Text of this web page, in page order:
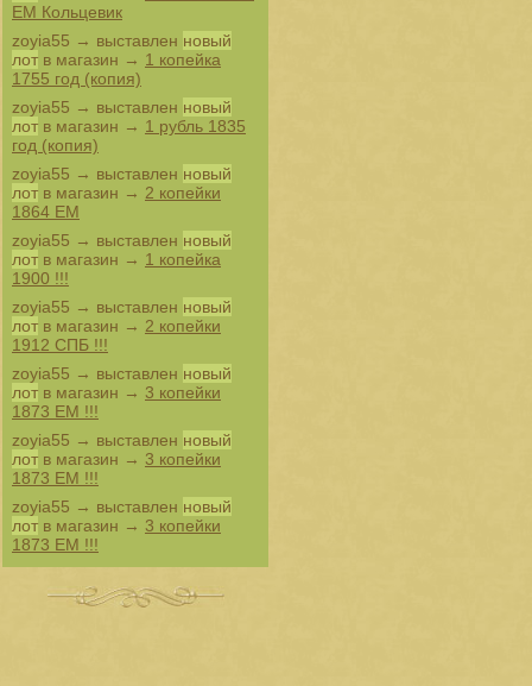
ЕМ Кольцевик
zoyia55 → выставлен новый
лот в магазин → 1 копейка
1755 год (копия)
zoyia55 → выставлен новый
лот в магазин → 1 рубль 1835
год (копия)
zoyia55 → выставлен новый
лот в магазин → 2 копейки
1864 ЕМ
zoyia55 → выставлен новый
лот в магазин → 1 копейка
1900 !!!
zoyia55 → выставлен новый
лот в магазин → 2 копейки
1912 СПБ !!!
zoyia55 → выставлен новый
лот в магазин → 3 копейки
1873 ЕМ !!!
zoyia55 → выставлен новый
лот в магазин → 3 копейки
1873 ЕМ !!!
zoyia55 → выставлен новый
лот в магазин → 3 копейки
1873 ЕМ !!!